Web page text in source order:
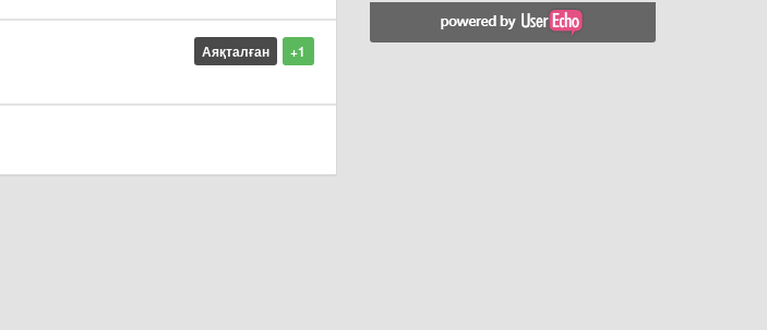
+1
Аяқталған